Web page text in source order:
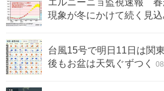
エルニーニョ監視速報 春
現象が冬にかけて続く見込
台風15号で明日11日は関
後もお盆は天気ぐずつく